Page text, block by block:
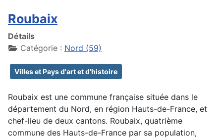
Roubaix
Détails
Catégorie : Nord (59)
Villes et Pays d'art et d'histoire
Roubaix est une commune française située dans le
département du Nord, en région Hauts-de-France, et
chef-lieu de deux cantons. Roubaix, quatrième
commune des Hauts-de-France par sa population,